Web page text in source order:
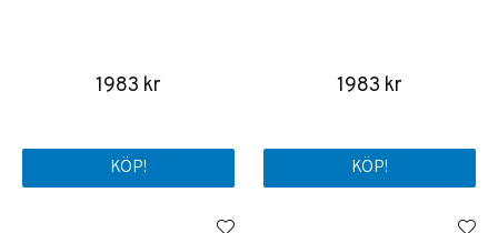
1983 kr
KÖP!
1983 kr
KÖP!